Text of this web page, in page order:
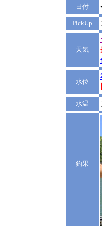
日付
PickUp
天気
水位
水温
釣果